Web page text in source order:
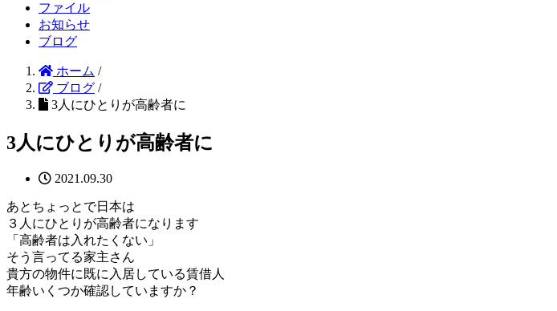
ファイル
お知らせ
ブログ
ホーム /
ブログ /
3人にひとりが高齢者に
3人にひとりが高齢者に
2021.09.30
あとちょっとで日本は
３人にひとりが高齢者になります
「高齢者は入れたくない」
そう言ってる家主さん
貴方の物件に既に入居している賃借人
年齢いくつか確認していますか？